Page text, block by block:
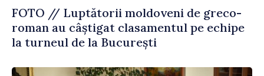
FOTO // Luptătorii moldoveni de greco-
roman au câștigat clasamentul pe echipe
la turneul de la București